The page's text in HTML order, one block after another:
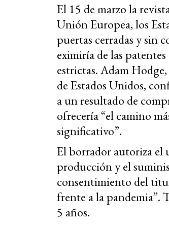
El 15 de marzo la
Unión Europea, los
puertas cerradas y sin
eximiría de las
estrictas. Adam
de Estados Unidos,
a un resultado de
ofrecería “el camino
significativo”.
El borrador autoriza el
producción y el
consentimiento del
frente a la pandemia”.
5 años.